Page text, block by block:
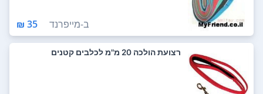
ב-מייפרנד 35 ₪
רצועת הולכה 20 מ"מ לכלבים קטנים